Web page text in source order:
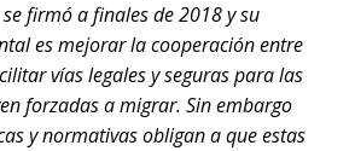
firmó a finales de 2018 y su
es mejorar la cooperación entre
vías legales y seguras para las
forzadas a migrar. Sin embargo
y normativas obligan a que estas